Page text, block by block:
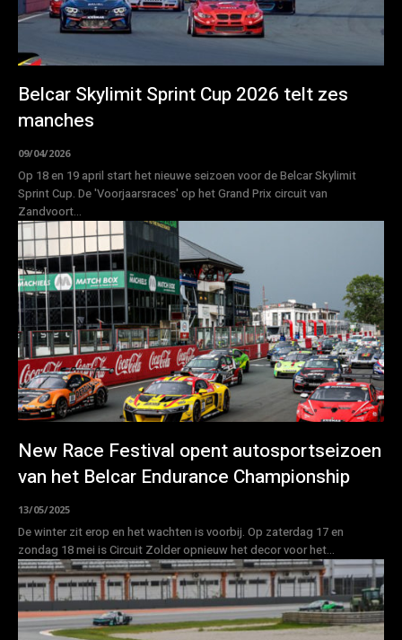
Belcar Skylimit Sprint Cup 2026 telt zes
manches
09/04/2026
Op 18 en 19 april start het nieuwe seizoen voor de Belcar Skylimit
Sprint Cup. De 'Voorjaarsraces' op het Grand Prix circuit van
Zandvoort...
New Race Festival opent autosportseizoen
van het Belcar Endurance Championship
13/05/2025
De winter zit erop en het wachten is voorbij. Op zaterdag 17 en
zondag 18 mei is Circuit Zolder opnieuw het decor voor het...